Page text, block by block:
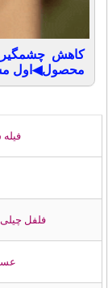
محصول◀اول
فلفل